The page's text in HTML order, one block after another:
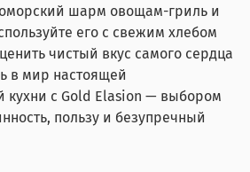
шарм овощам-гриль и
его с свежим хлебом
чистый вкус самого сердца
в мир настоящей
кухни с Gold Elasion — выбором
пользу и безупречный